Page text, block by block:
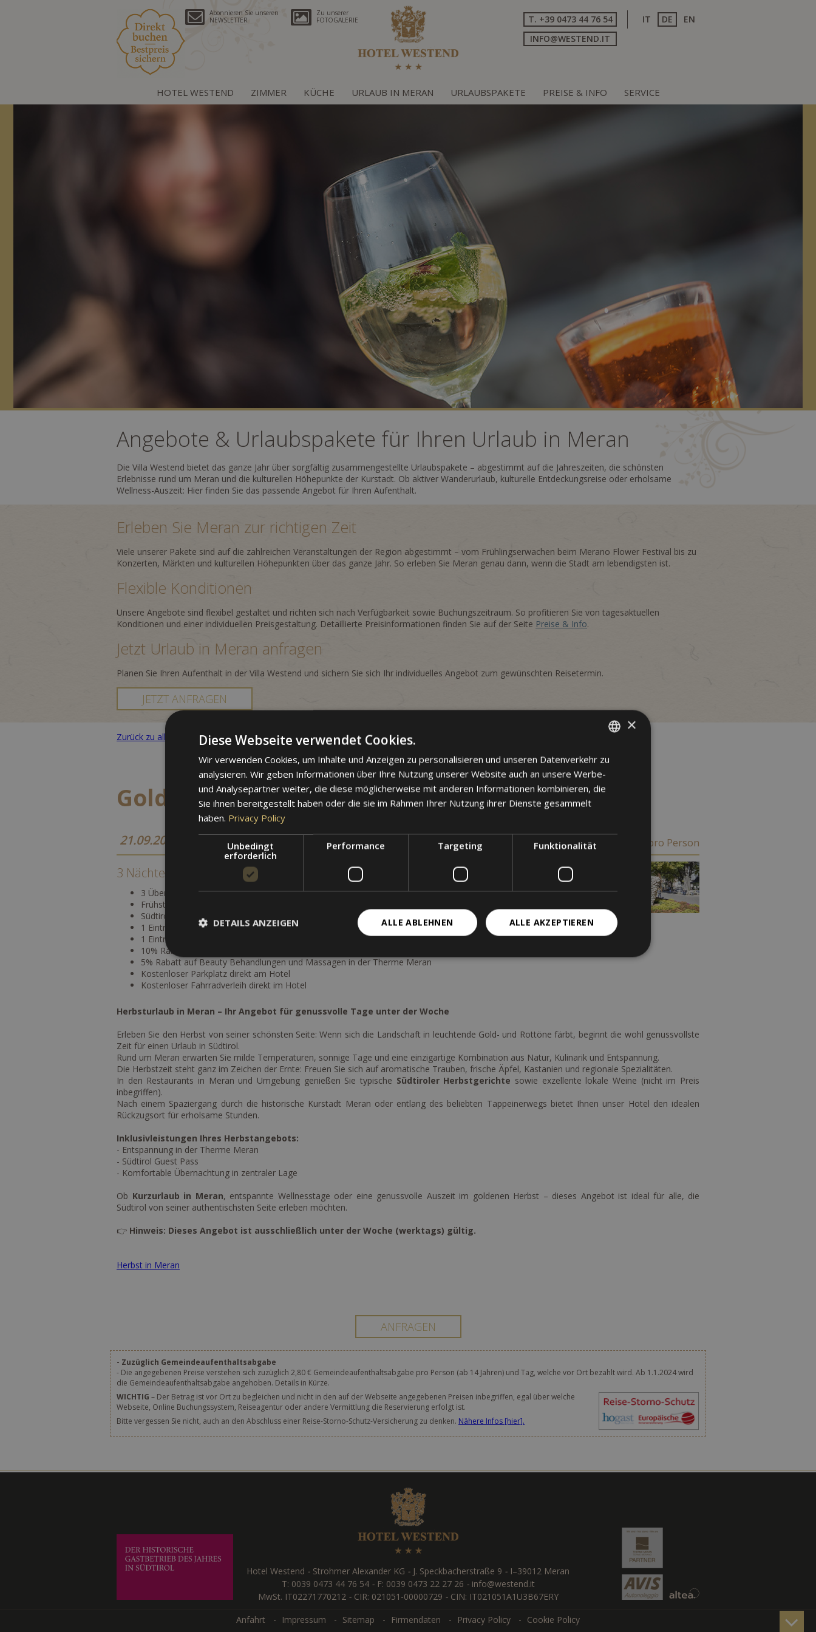
Abonnieren Sie unseren
NEWSLETTER
Zu unserer
FOTOGALERIE
IT DE EN
T. +39 0473 44 76 54
INFO@WESTEND.IT
HOTEL WESTEND ZIMMER KÜCHE URLAUB IN MERAN URLAUBSPAKETE PREISE & INFO SERVICE
Angebote & Urlaubspakete für Ihren Urlaub in Meran
Die Villa Westend bietet das ganze Jahr über sorgfältig zusammengestellte Urlaubspakete – abgestimmt auf die Jahreszeiten, die schönsten
Erlebnisse rund um Meran und die kulturellen Höhepunkte der Kurstadt. Ob aktiver Wanderurlaub, kulturelle Entdeckungsreise oder erholsame
Wellness-Auszeit: Hier finden Sie das passende Angebot für Ihren Aufenthalt.
Erleben Sie Meran zur richtigen Zeit
Viele unserer Pakete sind auf die zahlreichen Veranstaltungen der Region abgestimmt – vom Frühlingserwachen beim Merano Flower Festival bis zu
Konzerten, Märkten und kulturellen Höhepunkten über das ganze Jahr. So erleben Sie Meran genau dann, wenn die Stadt am lebendigsten ist.
Flexible Konditionen
Unsere Angebote sind flexibel gestaltet und richten sich nach Verfügbarkeit sowie Buchungszeitraum. So profitieren Sie von tagesaktuellen
Konditionen und einer individuellen Preisgestaltung. Detaillierte Preisinformationen finden Sie auf der Seite Preise & Info.
Jetzt Urlaub in Meran anfragen
Planen Sie Ihren Aufenthalt in der Villa Westend und sichern Sie sich Ihr individuelles Angebot zum gewünschten Reisetermin.
JETZT ANFRAGEN
Zurück zu allen Paketen
Goldener Herbst in Meran
ab€ 300 pro Person
21.09.2026 - 16.10.2026
3 Nächte / 4 Tage - Exklusiv unter der Woche
3 Übernachtungen im Doppelzimmer
Frühstücksbuffet in unserem romantischen „Art nouveau“ Saal
Südtirol Guest Pass
1 Eintritt in die Gärten von Schloss Trauttmansdorff und Touriseum (nicht inkludiert)
1 Eintritt in die Therme Meran (3 h Therme, Nutzung der Pools)
10% Rabatt auf die Eintritte in die Therme Meran
5% Rabatt auf Beauty Behandlungen und Massagen in der Therme Meran
Kostenloser Parkplatz direkt am Hotel
Kostenloser Fahrradverleih direkt im Hotel
Herbsturlaub in Meran – Ihr Angebot für genussvolle Tage unter der Woche
Erleben Sie den Herbst von seiner schönsten Seite: Wenn sich die Landschaft in leuchtende Gold- und Rottöne färbt, beginnt die wohl genussvollste
Zeit für einen Urlaub in Südtirol.
Rund um Meran erwarten Sie milde Temperaturen, sonnige Tage und eine einzigartige Kombination aus Natur, Kulinarik und Entspannung.
Die Herbstzeit steht ganz im Zeichen der Ernte: Freuen Sie sich auf aromatische Trauben, frische Äpfel, Kastanien und regionale Spezialitäten.
In den Restaurants in Meran und Umgebung genießen Sie typische Südtiroler Herbstgerichte sowie exzellente lokale Weine (nicht im Preis
inbegriffen).
Nach einem Spaziergang durch die historische Kurstadt Meran oder entlang des beliebten Tappeinerwegs bietet Ihnen unser Hotel den idealen
Rückzugsort für erholsame Stunden.
Inklusivleistungen Ihres Herbstangebots:
- Entspannung in der Therme Meran
- Südtirol Guest Pass
- Komfortable Übernachtung in zentraler Lage
Ob Kurzurlaub in Meran, entspannte Wellnesstage oder eine genussvolle Auszeit im goldenen Herbst – dieses Angebot ist ideal für alle, die
Südtirol von seiner authentischsten Seite erleben möchten.
👉 Hinweis: Dieses Angebot ist ausschließlich unter der Woche (werktags) gültig.
Herbst in Meran
- Zuzüglich Gemeindeaufenthaltsabgabe
- Die angegebenen Preise verstehen sich zuzüglich 2,80 € Gemeindeaufenthaltsabgabe pro Person (ab 14 Jahren) und Tag, welche vor Ort bezahlt wird. Ab 1.1.2024 wird
die Gemeindeaufenthaltsabgabe angehoben. Details in Kürze.
WICHTIG – Der Betrag ist vor Ort zu begleichen und nicht in den auf der Webseite angegebenen Preisen inbegriffen, egal über welche
Webseite, Online Buchungssystem, Reiseagentur oder andere Vermittlung die Reservierung erfolgt ist.
Bitte vergessen Sie nicht, auch an den Abschluss einer Reise-Storno-Schutz-Versicherung zu denken. Nähere Infos [hier].
Hotel Westend - Strohmer Alexander KG - J. Speckbacherstraße 9 - I–39012 Meran
T: 0039 0473 44 76 54 -F: 0039 0473 22 27 26 - info@westend.it
MwSt. IT02271770212 -CIR: 021051-00000729 -CIN: IT021051A1U3B67ERY
Anfahrt
Impressum Sitemap Firmendaten Privacy Policy Cookie Policy
ITALIAN
GERMAN
ENGLISH
×
Diese Webseite verwendet Cookies.
Wir verwenden Cookies, um Inhalte und Anzeigen zu personalisieren und unseren Datenverkehr zu
analysieren. Wir geben Informationen über Ihre Nutzung unserer Website auch an unsere Werbe-
und Analysepartner weiter, die diese möglicherweise mit anderen Informationen kombinieren, die
Sie ihnen bereitgestellt haben oder die sie im Rahmen Ihrer Nutzung ihrer Dienste gesammelt
haben. Privacy Policy
Unbedingt
erforderlich
Performance Targeting Funktionalität
ALLE AKZEPTIEREN
ALLE ABLEHNEN
DETAILS ANZEIGEN